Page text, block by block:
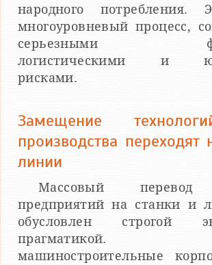
народного потребления.
многоуровневый процесс,
серьезными
логистическими и
рисками.
Замещение
производства переходят
линии
Массовый перевод
предприятий на станки и
обусловлен строгой
прагматикой.
машиностроительные